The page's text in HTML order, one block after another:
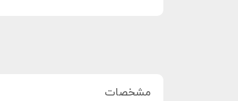
مشخصات